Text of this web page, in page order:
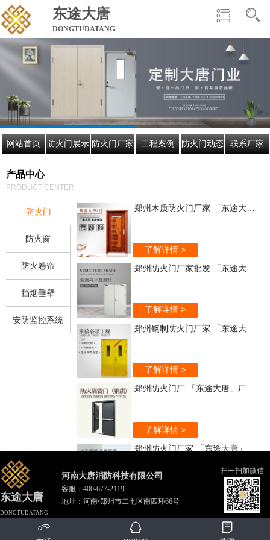
东途大唐
DONGTUDATANG
网站首页 防火门展示 防火门厂家 工程案例 防火门动态 联系厂家
产品中心
PRODUCT CENTER
防火门
防火窗
防火卷帘
挡烟垂壁
安防监控系统
郑州木质防火门厂家 「东途大唐」欢迎来电咨询
了解详情 >
了解详情 >
了解详情 >
郑州防火门厂 「东途大唐」厂家直销
了解详情 >
郑州木质防火门 「东途大唐」质优价廉
东途大唐
DONGTUDATANG
河南大唐消防科技有限公司
客服： 400-677-2119
地址：河南•郑州市二七区南四环66号
扫一扫加微信